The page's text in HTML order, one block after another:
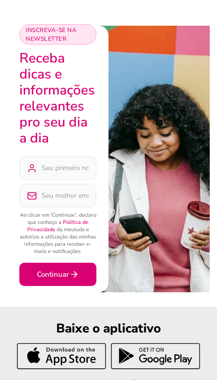
INSCREVA-SE NA
NEWSLETTER
Receba
dicas e
informações
relevantes
pro seu dia
a dia
Ao clicar em 'Continuar', declaro
que conheço a Política de
Privacidadeda meutudo e
autorizo a utilização das minhas
informações para receber e-
mails e notificações.
Continuar
Baixe o aplicativo